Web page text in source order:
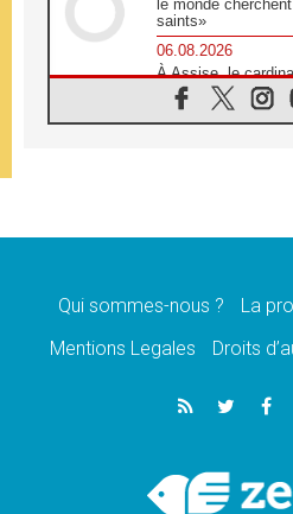
le monde
saints»
06.08.2026
À Assise, le
«les chrétiens
06.08.2026
message de paix
«La visite du Pape
05.08.2026
Le nonce en
Léon XIV au Pérou,
un peuple en quête
Qui sommes-nous ? La
Mentions Legales
Droits